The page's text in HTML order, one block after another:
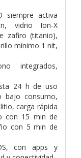
siempre activa
vidrio Ion-X
zafiro (titanio),
mínimo 1 nit,
integrados,
24 h de uso
bajo consumo,
carga rápida
con 15 min de
con 5 min de
con apps y